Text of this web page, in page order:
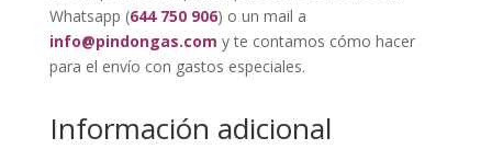
Whatsapp (644 750 906) o un mail a
info@pindongas.com y te contamos cómo hacer
para el envío con gastos especiales.
Información adicional